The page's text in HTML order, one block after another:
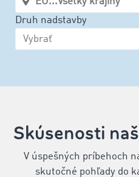
Druh nadstavby
Skúsenosti
V úspešných príbehoch
skutočné pohľady do